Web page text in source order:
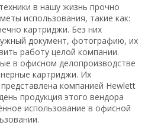
в нашу жизнь прочно
использования, такие как:
картриджи. Без них
документ, фотографию, их
работу целой компании.
в офисном делопроизводстве
картриджи. Их
компанией Hewlett
продукция этого вендора
использование в офисной